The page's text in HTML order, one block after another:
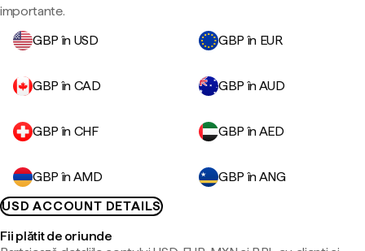
importante.
GBP în USD
GBP în EUR
GBP în CAD GBP în AUD
GBP în CHF GBP în AED
GBP în AMD
GBP în ANG
USD ACCOUNT DETAILS
Fii plătit de oriunde